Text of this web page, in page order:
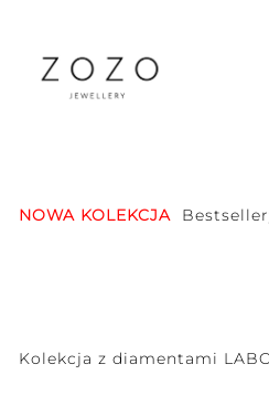
NOWA KOLEKCJA
Kolekcja z diamentami